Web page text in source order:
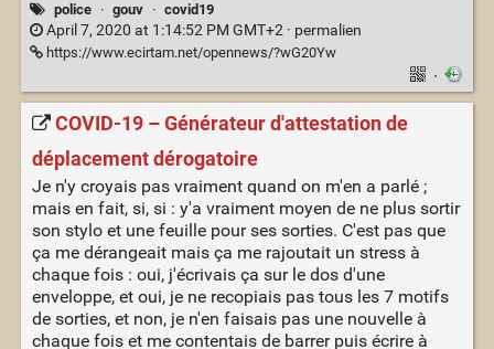
police · gouv · covid19
April 7, 2020 at 1:14:52 PM GMT+2 · permalien
https://www.ecirtam.net/opennews/?wG20Yw
·
COVID-19 – Générateur d'attestation de
déplacement dérogatoire
Je n'y croyais pas vraiment quand on m'en a parlé ;
mais en fait, si, si : y'a vraiment moyen de ne plus sortir
son stylo et une feuille pour ses sorties. C'est pas que
ça me dérangeait mais ça me rajoutait un stress à
chaque fois : oui, j'écrivais ça sur le dos d'une
enveloppe, et oui, je ne recopiais pas tous les 7 motifs
de sorties, et non, je n'en faisais pas une nouvelle à
chaque fois et me contentais de barrer puis écrire à